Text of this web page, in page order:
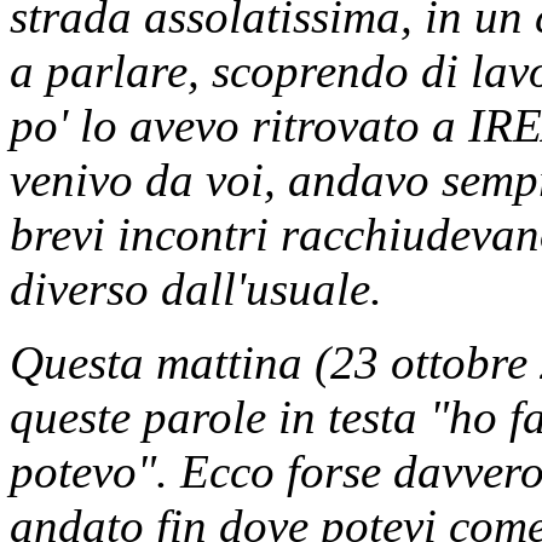
strada assolatissima, in un
a parlare, scoprendo di
po' lo avevo ritrovato a
venivo da voi, andavo
brevi incontri
diverso dall'usuale.
Questa mattina (23
queste parole in testa "ho
potevo". Ecco forse
andato fin dove potevi